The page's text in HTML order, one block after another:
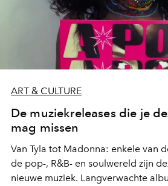
ART & CULTURE
De muziekreleases die je
mag missen
Van Tyla tot Madonna: enkele van
de pop-, R&B- en soulwereld zijn
nieuwe muziek. Langverwachte